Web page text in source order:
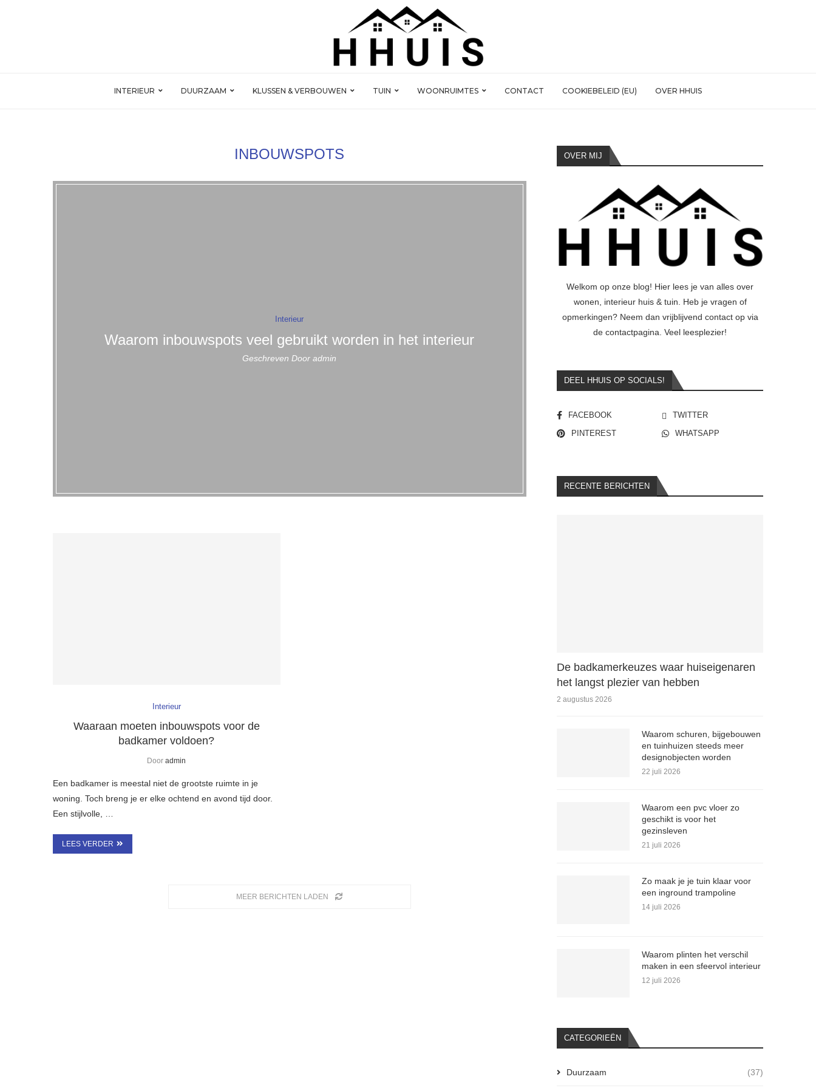
INTERIEUR DUURZAAM KLUSSEN & VERBOUWEN TUIN WOONRUIMTES CONTACT COOKIEBELEID (EU) OVER HHUIS
INBOUWSPOTS
Interieur
Waarom inbouwspots veel gebruikt worden in het interieur
Geschreven Dooradmin
Interieur
Waaraan moeten inbouwspots voor de
badkamer voldoen?
Dooradmin
Een badkamer is meestal niet de grootste ruimte in je
woning. Toch breng je er elke ochtend en avond tijd door.
Een stijlvolle, …
LEES VERDER
MEER BERICHTEN LADEN
OVER MIJ
Welkom op onze blog! Hier lees je van alles over
wonen, interieur huis & tuin. Heb je vragen of
opmerkingen? Neem dan vrijblijvend contact op via
de contactpagina. Veel leesplezier!
DEEL HHUIS OP SOCIALS!
FACEBOOK
TWITTER
PINTEREST
WHATSAPP
RECENTE BERICHTEN
De badkamerkeuzes waar huiseigenaren
het langst plezier van hebben
2 augustus 2026
Waarom schuren, bijgebouwen
en tuinhuizen steeds meer
designobjecten worden
22 juli 2026
Waarom een pvc vloer zo
geschikt is voor het
gezinsleven
21 juli 2026
Zo maak je je tuin klaar voor
een inground trampoline
14 juli 2026
Waarom plinten het verschil
maken in een sfeervol interieur
12 juli 2026
CATEGORIEËN
Duurzaam (37)